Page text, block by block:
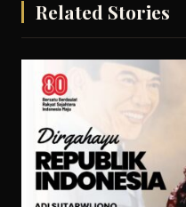
Related Stories